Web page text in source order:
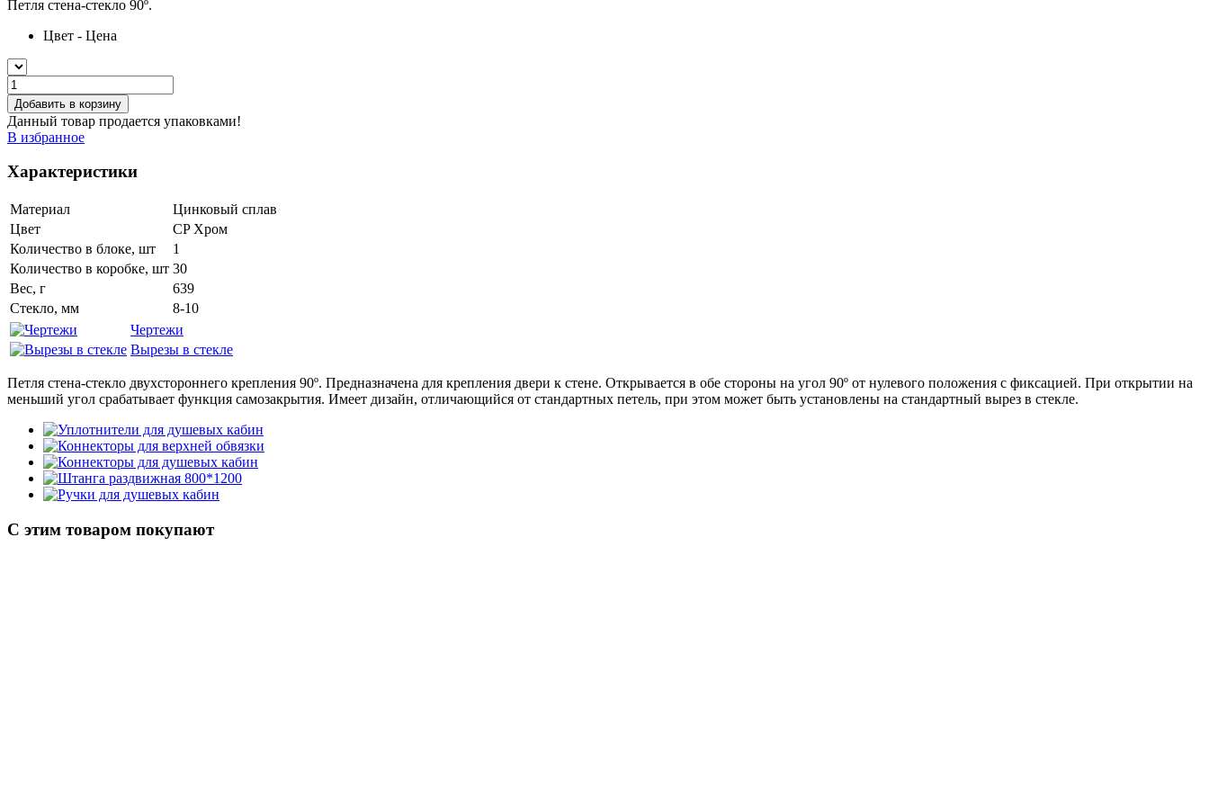
Петля стена-стекло 90º.
Цвет - Цена
Добавить в корзину
Данный товар продается упаковками!
В избранное
Характеристики
Материал
Цинковый сплав
Цвет
CP Хром
Количество в блоке, шт
1
Количество в коробке, шт 30
Вес, г
639
Стекло, мм
8-10
Чертежи
Вырезы в стекле
Петля стена-стекло двухстороннего крепления 90º. Предназначена для крепления двери к стене. Открывается в обе стороны на угол 90º от нулевого положения с фиксацией. При открытии на
меньший угол срабатывает функция самозакрытия. Имеет дизайн, отличающийся от стандартных петель, при этом может быть установлены на стандартный вырез в стекле.
С этим товаром покупают